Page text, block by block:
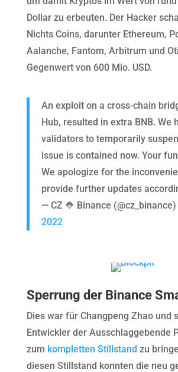
Dollar zu erbeuten. Der Hacker
Nichts Coins, darunter Ethereum,
Aalanche, Fantom, Arbitrum und
Gegenwert von 600 Mio. USD.
An exploit on a cross-chain
Hub, resulted in extra BNB. We
validators to temporarily
issue is contained now. Your
We apologize for the
provide further updates
— CZ 🔶 Binance (@cz_binance)
2022
Sperrung der Binance
Dies war für Changpeng Zhao und
Entwickler der Ausschlaggebende
zum kompletten Stillstand zu
diesen Stillstand konnten die neu